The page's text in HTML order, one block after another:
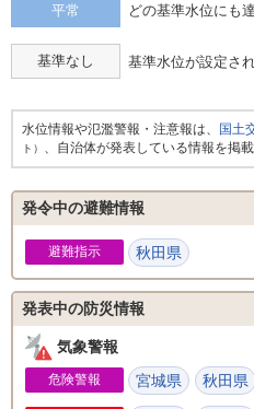
平常 どの基準水位にも
基準なし 基準水位が設定さ
水位情報や氾濫警報・注意報は、 国土
ト） 、自治体が発表している情報を掲載
発令中の避難情報
避難指示 秋田県
発表中の防災情報
気象警報
危険警報 宮城県 秋田県